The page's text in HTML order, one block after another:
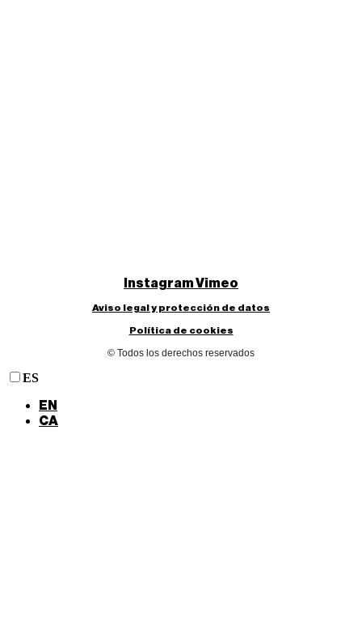
InstagramVimeo
Aviso legal y protección de datos
Política de cookies
© Todos los derechos reservados
ES
EN
CA